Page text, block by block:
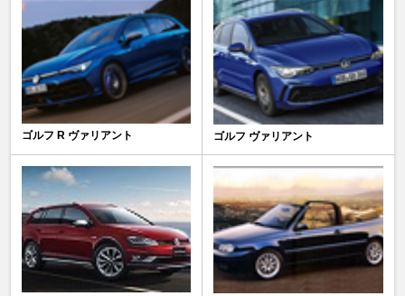
ゴルフ R ヴァリアント ゴルフ ヴァリアント